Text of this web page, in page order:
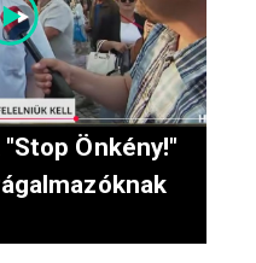
Önkény!"